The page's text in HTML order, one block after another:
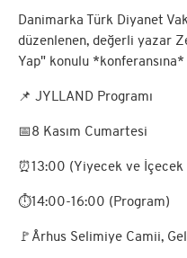
Danimarka Türk Diyanet
düzenlenen, değerli yazar
Yap" konulu
📌 JYLLAND Programı
📅8 Kasım Cumartesi
⏰13:00 (Yiyecek ve İçecek
⏱️14:00-16:00 (Program)
🚩Århus Selimiye Camii,